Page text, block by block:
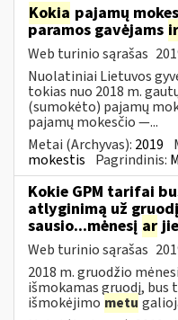
Kokia pajamų
paramos gavėjams ir
Web turinio sąrašas
Nuolatiniai Lietuvos
tokias nuo 2018 m.
(sumokėto) pajamų
pajamų mokesčio —...
Metai (Archyvas): 2019
mokestis Pagrindinis:
Kokie GPM tarifai
atlyginimą už
sausio...mėnesį ar
Web turinio sąrašas
2018 m. gruodžio
išmokamas gruodį, bus
išmokėjimo metu